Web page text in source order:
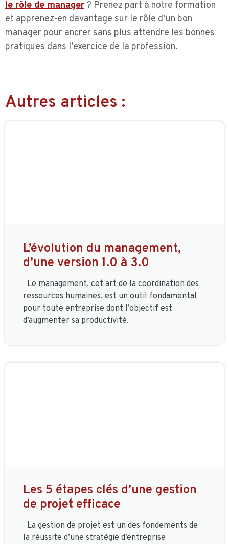
le rôle de manager ? Prenez part à notre formation
et apprenez-en davantage sur le rôle d’un bon
manager pour ancrer sans plus attendre les bonnes
pratiques dans l’exercice de la profession.
Autres articles :
L’évolution du management,
d’une version 1.0 à 3.0
Le management, cet art de la coordination des
ressources humaines, est un outil fondamental
pour toute entreprise dont l’objectif est
d’augmenter sa productivité.
Les 5 étapes clés d’une gestion
de projet efficace
La gestion de projet est un des fondements de
la réussite d’une stratégie d’entreprise